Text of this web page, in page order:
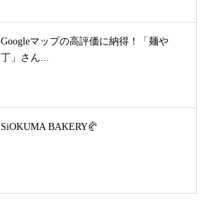
Googleマップの高評価に納得！「麺や
丁」さん...
SiOKUMA BAKERY🥐